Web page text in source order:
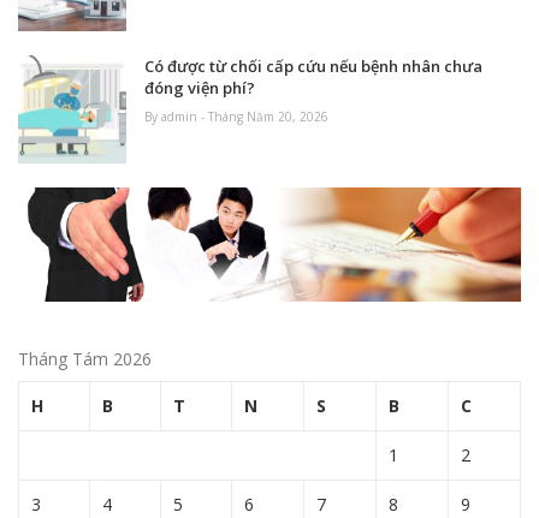
Có được từ chối cấp cứu nếu bệnh nhân chưa
đóng viện phí?
By admin - Tháng Năm 20, 2026
Tháng Tám 2026
H B T N S B C
1 2
3 4 5 6 7 8 9